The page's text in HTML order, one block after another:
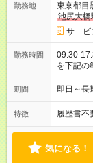
勤務地
東京都目
池尻大橋
サ－ビ
勤務時間
09:30-
を下記の
09:30～
08:00
期間 即日～長
特徴 履歴書不
気になる！